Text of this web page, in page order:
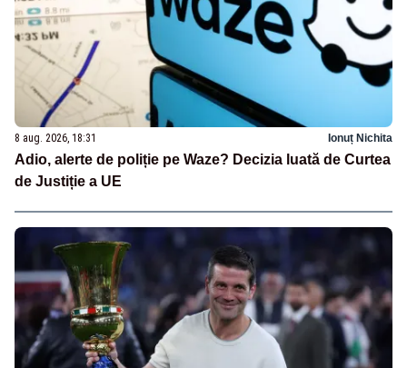
8 aug. 2026, 18:31 Ionuț Nichita
Adio, alerte de poliție pe Waze? Decizia luată de Curtea
de Justiție a UE